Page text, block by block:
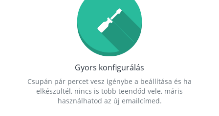
Gyors konfigurálás
Csupán pár percet vesz igénybe a beállítása és ha
elkészültél, nincs is több teendőd vele, máris
használhatod az új emailcímed.